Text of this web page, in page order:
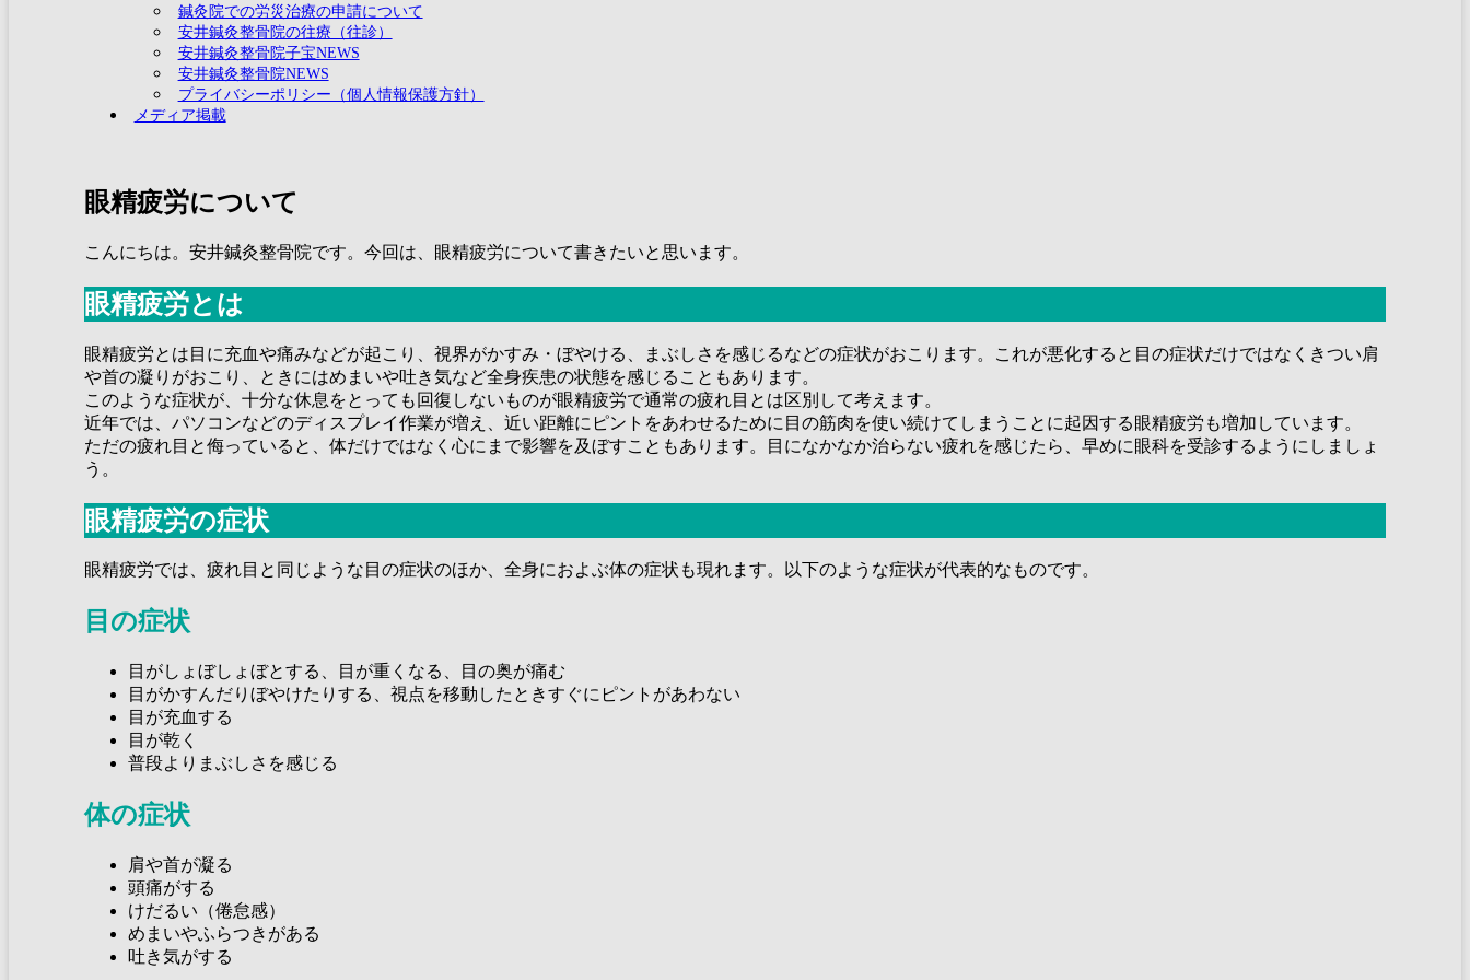
鍼灸院での労災治療の申請について
安井鍼灸整骨院の往療（往診）
安井鍼灸整骨院子宝NEWS
安井鍼灸整骨院NEWS
プライバシーポリシー（個人情報保護方針）
メディア掲載
眼精疲労について
こんにちは。安井鍼灸整骨院です。今回は、眼精疲労について書きたいと思います。
眼精疲労とは
眼精疲労とは目に充血や痛みなどが起こり、視界がかすみ・ぼやける、まぶしさを感じるなどの症状がおこります。これが悪化すると目の症状だけではなくきつい肩
や首の凝りがおこり、ときにはめまいや吐き気など全身疾患の状態を感じることもあります。
このような症状が、十分な休息をとっても回復しないものが眼精疲労で通常の疲れ目とは区別して考えます。
近年では、パソコンなどのディスプレイ作業が増え、近い距離にピントをあわせるために目の筋肉を使い続けてしまうことに起因する眼精疲労も増加しています。
ただの疲れ目と侮っていると、体だけではなく心にまで影響を及ぼすこともあります。目になかなか治らない疲れを感じたら、早めに眼科を受診するようにしましょ
う。
眼精疲労の症状
眼精疲労では、疲れ目と同じような目の症状のほか、全身におよぶ体の症状も現れます。以下のような症状が代表的なものです。
目の症状
目がしょぼしょぼとする、目が重くなる、目の奥が痛む
目がかすんだりぼやけたりする、視点を移動したときすぐにピントがあわない
目が充血する
目が乾く
普段よりまぶしさを感じる
体の症状
肩や首が凝る
頭痛がする
けだるい（倦怠感）
めまいやふらつきがある
吐き気がする